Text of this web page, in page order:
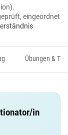
eingeordnet
Übungen &
in